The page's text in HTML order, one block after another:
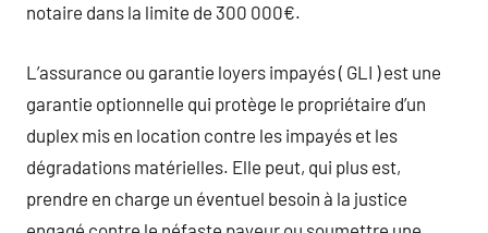
notaire dans la limite de 300 000€.
L’assurance ou garantie loyers impayés ( GLI ) est une
garantie optionnelle qui protège le propriétaire d’un
duplex mis en location contre les impayés et les
dégradations matérielles. Elle peut, qui plus est,
prendre en charge un éventuel besoin à la justice